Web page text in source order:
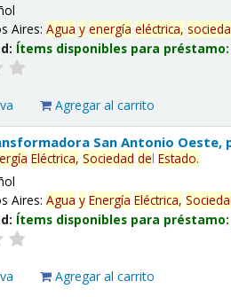
Aires:Agua y energía eléctrica,
Ítems disponibles para
Agregar al carrito
San Antonio Oeste,
Eléctrica, Sociedad delEstado.
Aires:Agua y Energía Eléctrica,
Ítems disponibles para
Agregar al carrito